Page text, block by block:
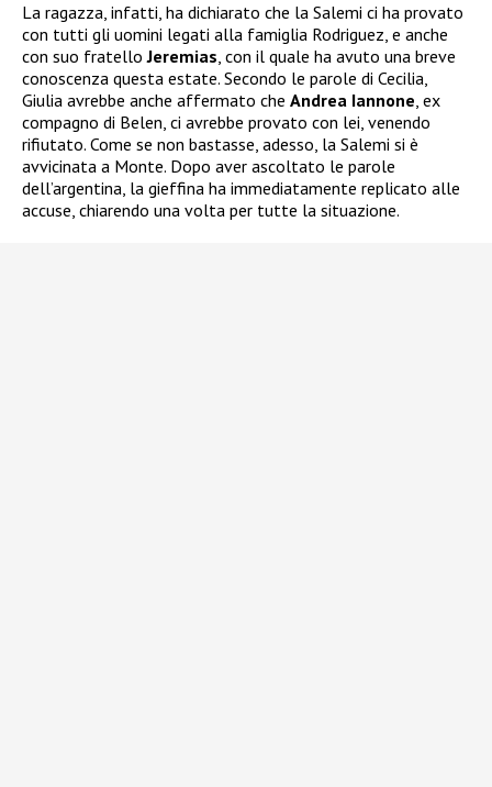
La ragazza, infatti, ha dichiarato che la Salemi ci ha provato
con tutti gli uomini legati alla famiglia Rodriguez, e anche
con suo fratelloJeremias, con il quale ha avuto una breve
conoscenza questa estate. Secondo le parole di Cecilia,
Giulia avrebbe anche affermato che Andrea Iannone, ex
compagno di Belen, ci avrebbe provato con lei, venendo
rifiutato. Come se non bastasse, adesso, la Salemi si è
avvicinata a Monte. Dopo aver ascoltato le parole
dell’argentina, la gieffina ha immediatamente replicato alle
accuse, chiarendo una volta per tutte la situazione.